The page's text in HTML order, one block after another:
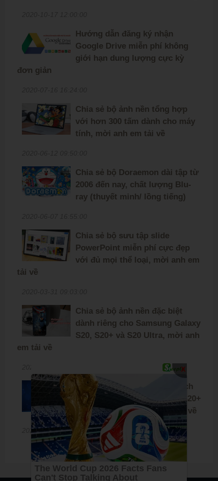
Hướng dẫn đăng ký nhận
Google Drive miễn phí không
giới hạn dung lượng cực kỳ
đơn giản
Chia sẻ bộ ảnh nền tổng hợp
với hơn 300 tấm dành cho máy
tính, mời anh em tải về
Chia sẻ bộ Doraemon dài tập từ
2006 đến nay, chất lượng Blu-
ray (thuyết minh/ lồng tiếng)
Chia sẻ bộ sưu tập slide
PowerPoint miễn phí cực đẹp
với đủ mọi thể loại, mời anh em
tải về
Chia sẻ bộ ảnh nền đặc biệt
dành riêng cho Samsung Galaxy
S20, S20+ và S20 Ultra, mời anh
em tải về
Chia sẻ bộ ảnh nền được trích
xuất từ Galaxy S20, Galaxy S20+
và S20 Ultra, mời anh em tải về
2020-01-15 16:30:00
X